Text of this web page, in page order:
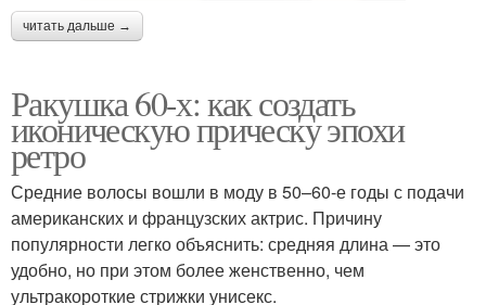
читать дальше →
Ракушка 60-х: как создать
иконическую прическу эпохи
ретро
Средние волосы вошли в моду в 50–60-е годы с подачи
американских и французских актрис. Причину
популярности легко объяснить: средняя длина — это
удобно, но при этом более женственно, чем
ультракороткие стрижки унисекс.